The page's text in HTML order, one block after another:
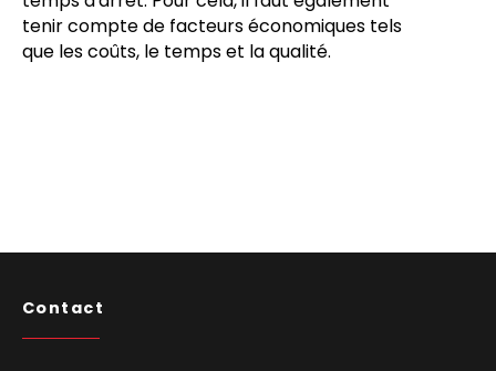
tenir compte de facteurs économiques tels
que les coûts, le temps et la qualité.
Contact